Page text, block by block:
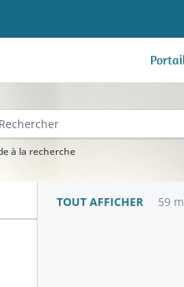
à la recherche
TOUT AFFICHER 59